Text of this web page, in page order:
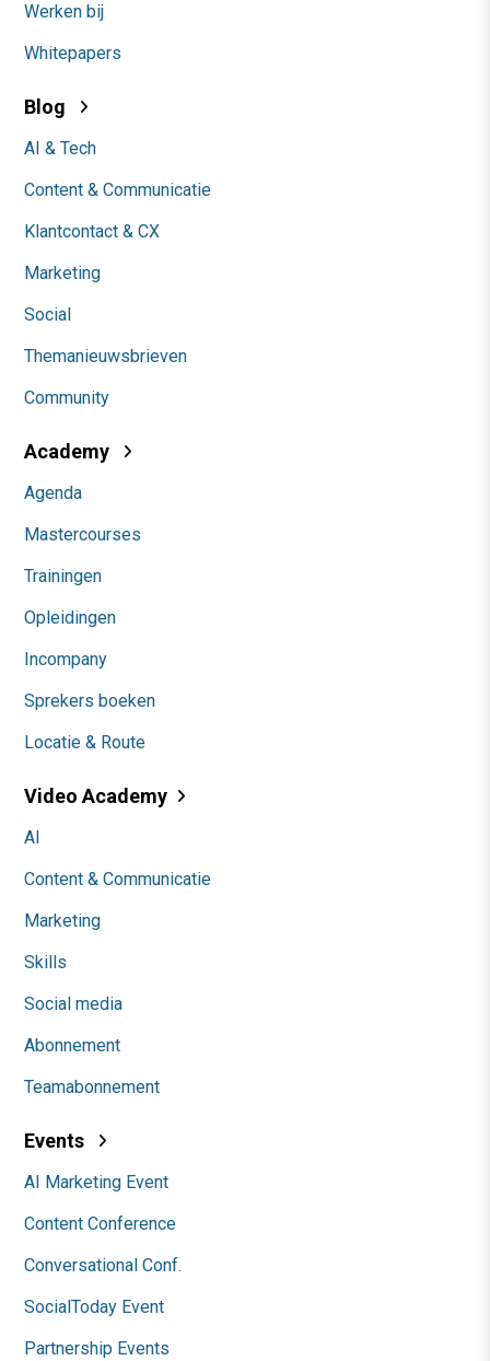
Werken bij
Whitepapers
Blog
AI & Tech
Content & Communicatie
Klantcontact & CX
Marketing
Social
Themanieuwsbrieven
Community
Academy
Agenda
Mastercourses
Trainingen
Opleidingen
Incompany
Sprekers boeken
Locatie & Route
Video Academy
AI
Content & Communicatie
Marketing
Skills
Social media
Abonnement
Teamabonnement
Events
AI Marketing Event
Content Conference
Conversational Conf.
SocialToday Event
Partnership Events